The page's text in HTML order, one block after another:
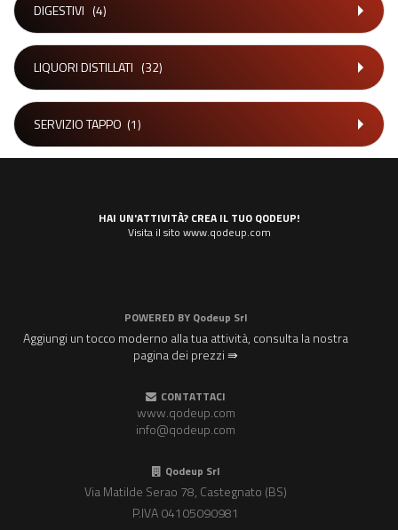
DIGESTIVI (4)
LIQUORI DISTILLATI (32)
SERVIZIO TAPPO (1)
HAI UN'ATTIVITÀ? CREA IL TUO QODEUP!
Visita il sito www.qodeup.com
POWERED BY Qodeup Srl
Aggiungi un tocco moderno alla tua attività, consulta la nostra
pagina dei prezzi ⇛
CONTATTACI
www.qodeup.com
info@qodeup.com
Qodeup Srl
Via Matilde Serao 78, Castegnato (BS)
P.IVA 04105090981